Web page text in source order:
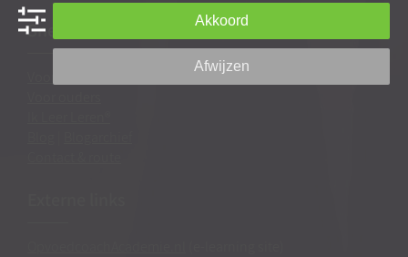
Snel naar… Akkoord
Afwijzen